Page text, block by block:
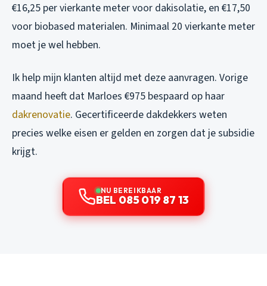
€16,25 per vierkante meter voor dakisolatie, en €17,50
voor biobased materialen. Minimaal 20 vierkante meter
moet je wel hebben.
Ik help mijn klanten altijd met deze aanvragen. Vorige
maand heeft dat Marloes €975 bespaard op haar
dakrenovatie. Gecertificeerde dakdekkers weten
precies welke eisen er gelden en zorgen dat je subsidie
krijgt.
NU BEREIKBAAR
BEL 085 019 87 13